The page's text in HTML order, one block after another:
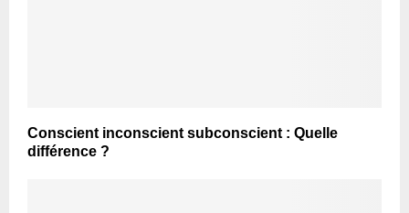
Conscient inconscient subconscient : Quelle
différence ?